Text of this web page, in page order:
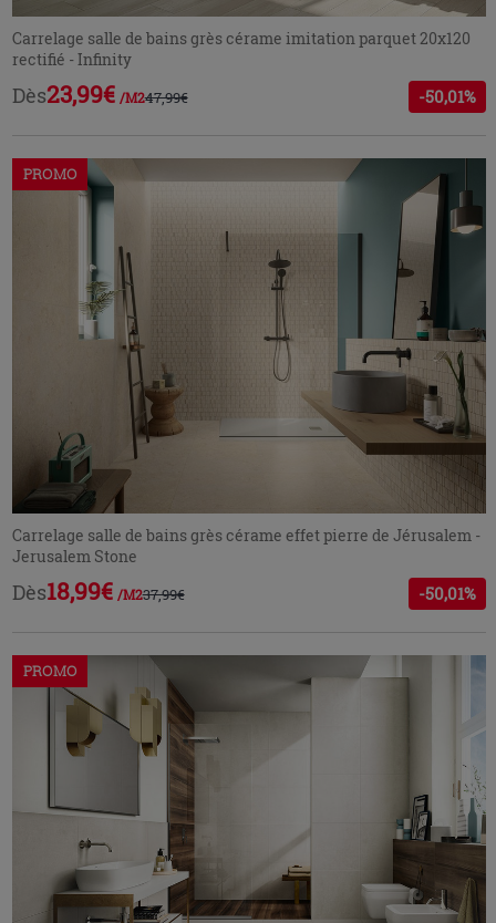
Carrelage salle de bains grès cérame imitation parquet 20x120
rectifié - Infinity
Dès23,99€ /M247,99€ -50,01%
PROMO
Carrelage salle de bains grès cérame effet pierre de Jérusalem -
Jerusalem Stone
Dès18,99€ /M237,99€ -50,01%
PROMO